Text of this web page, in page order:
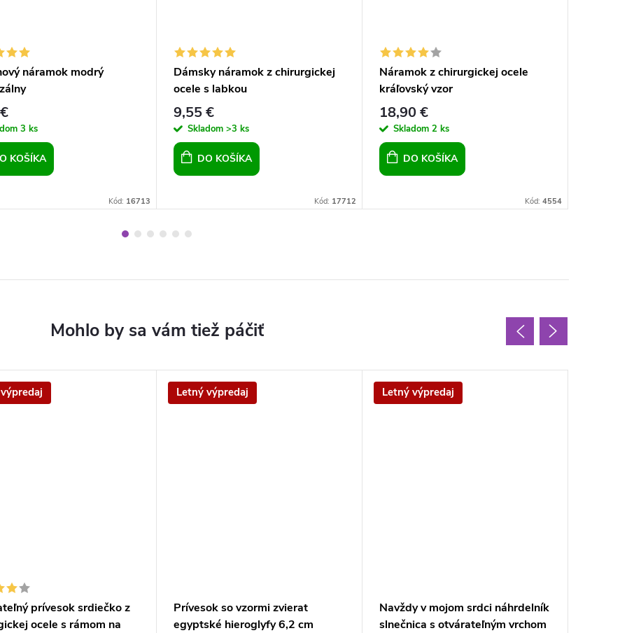
náramok modrý
3 ks
KOŠÍKA
Kód: 16713
Dámsky náramok z chirurgickej
ocele s labkou
9,55 €
Skladom >3 ks
DO KOŠÍKA
Kód: 17712
Náramok z chirurgickej ocele
kráľovský vzor
18,90 €
Skladom 2 ks
DO KOŠÍKA
Kód: 4554
prívesok srdiečko z
ocele s rámom na
Letný výpredaj
Prívesok so vzormi zvierat
egyptské hieroglyfy 6,2 cm
Letný výpredaj
Navždy v mojom srdci náhrdelník
slnečnica s otvárateľným vrchom